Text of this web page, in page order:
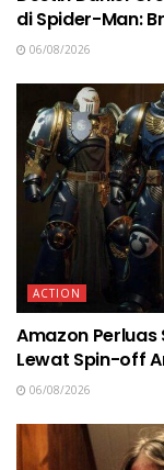
di Spider-Man:
06/08/2026
ACTION
Amazon
Lewat Spin-off
06/08/2026